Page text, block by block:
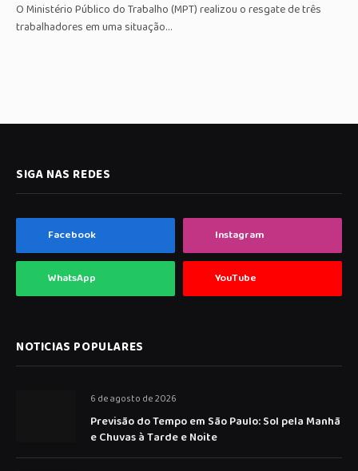
O Ministério Público do Trabalho (MPT) realizou o resgate de três
trabalhadores em uma situação…
SIGA NAS REDES
Facebook Instagram
WhatsApp YouTube
NOTICIAS POPULARES
6 de agosto de 2026
Previsão do Tempo em São Paulo: Sol pela Manhã
e Chuvas à Tarde e Noite